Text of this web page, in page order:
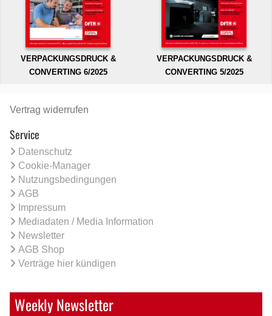
VERPACKUNGSDRUCK &
CONVERTING 6/2025
VERPACKUNGSDRUCK &
CONVERTING 5/2025
Vertrag widerrufen
Service
Datenschutz
Cookie-Manager
Nutzungsbedingungen
AGB
Impressum
Mediadaten / Media Information
Newsletter
AGB Shop
Verträge hier kündigen
Weekly Newsletter